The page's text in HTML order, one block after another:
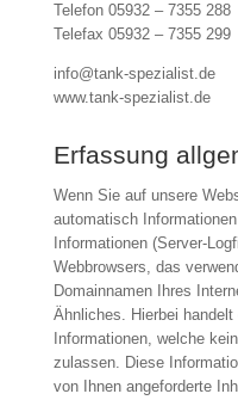
Telefon 05932 – 7355 288
Telefax 05932 – 7355 299
info@tank-spezialist.de
www.tank-spezialist.de
Erfassung
Wenn Sie auf unsere
automatisch
Informationen (Server-
Webbrowsers, das
Domainnamen Ihres
Ähnliches. Hierbei
Informationen, welche
zulassen. Diese
von Ihnen angeforderte